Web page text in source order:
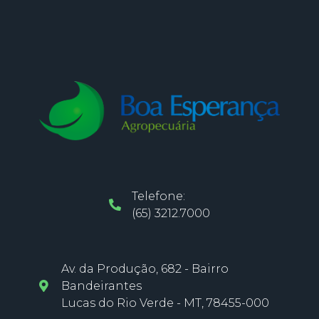
Telefone:
(65) 3212.7000
Av. da Produção, 682 - Bairro
Bandeirantes
Lucas do Rio Verde - MT, 78455-000